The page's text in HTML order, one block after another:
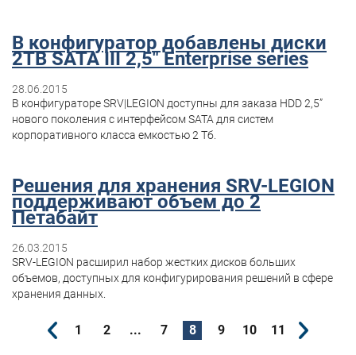
В конфигуратор добавлены диски
2TB SATA III 2,5" Enterprise series
28.06.2015
В конфигураторе SRV|LEGION доступны для заказа HDD 2,5”
нового поколения с интерфейсом SATA для систем
корпоративного класса емкостью 2 Тб.
Решения для хранения SRV-LEGION
поддерживают объем до 2
Петабайт
26.03.2015
SRV-LEGION расширил набор жестких дисков больших
объемов, доступных для конфигурирования решений в сфере
хранения данных.
1 2 ... 7 8 9 10 11